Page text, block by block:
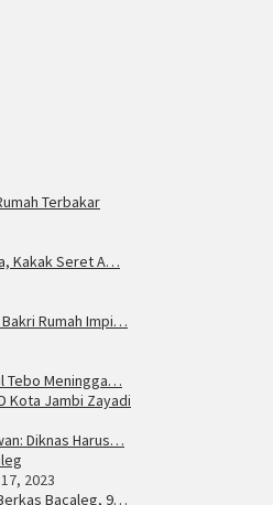
Terbakar
Kakak Seret A…
Rumah Impi…
Tebo Meningga…
Diknas Harus…
2023
Bacaleg, 9…